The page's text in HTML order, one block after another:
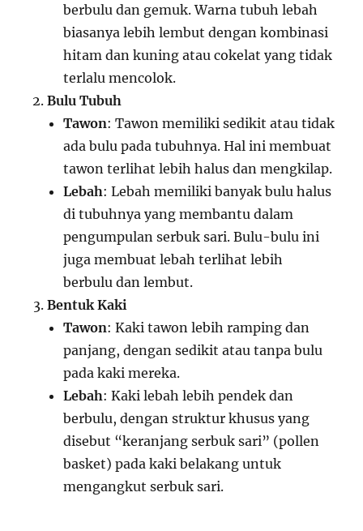
berbulu dan gemuk. Warna tubuh lebah
biasanya lebih lembut dengan kombinasi
hitam dan kuning atau cokelat yang tidak
terlalu mencolok.
Bulu Tubuh
Tawon: Tawon memiliki sedikit atau tidak
ada bulu pada tubuhnya. Hal ini membuat
tawon terlihat lebih halus dan mengkilap.
Lebah: Lebah memiliki banyak bulu halus
di tubuhnya yang membantu dalam
pengumpulan serbuk sari. Bulu-bulu ini
juga membuat lebah terlihat lebih
berbulu dan lembut.
Bentuk Kaki
Tawon: Kaki tawon lebih ramping dan
panjang, dengan sedikit atau tanpa bulu
pada kaki mereka.
Lebah: Kaki lebah lebih pendek dan
berbulu, dengan struktur khusus yang
disebut “keranjang serbuk sari” (pollen
basket) pada kaki belakang untuk
mengangkut serbuk sari.